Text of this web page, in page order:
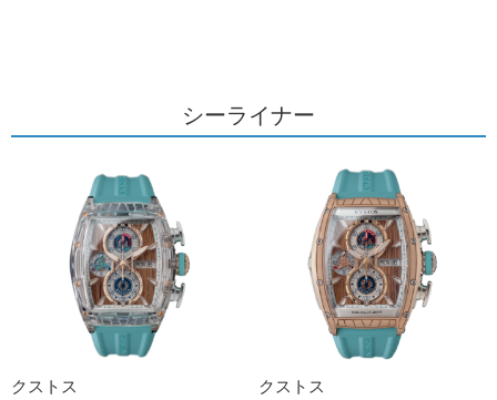
シーライナー
クストス
クストス